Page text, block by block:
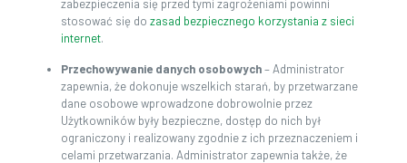
zabezpieczenia się przed tymi zagrożeniami powinni
stosować się do zasad bezpiecznego korzystania z sieci
internet.
Przechowywanie danych osobowych– Administrator
zapewnia, że dokonuje wszelkich starań, by przetwarzane
dane osobowe wprowadzone dobrowolnie przez
Użytkowników były bezpieczne, dostęp do nich był
ograniczony i realizowany zgodnie z ich przeznaczeniem i
celami przetwarzania. Administrator zapewnia także, że